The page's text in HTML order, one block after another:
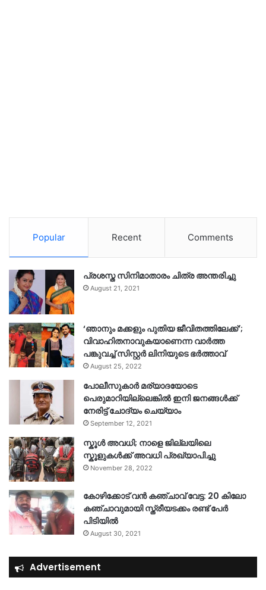
Popular Recent Comments
പ്രശസ്ത സിനിമാതാരം ചിത്ര അന്തരിച്ചു
August 21, 2021
‘ഞാനും മക്കളും പുതിയ ജീവിതത്തിലേക്ക്’;
വിവാഹിതനാവുകയാണെന്ന വാർത്ത
പങ്കുവച്ച് സിസ്റ്റർ ലിനിയുടെ ഭർത്താവ്
August 25, 2022
പോലീസുകാര്‍ മര്യാദയോടെ
പെരുമാറിയില്ലെങ്കില്‍ ഇനി ജനങ്ങള്‍ക്ക്
നേരിട്ട് ചോദ്യം ചെയ്യാം
September 12, 2021
സ്കൂൾ അവധി; നാളെ ജില്ലയിലെ
സ്കൂളുകൾക്ക് അവധി പ്രഖ്യാപിച്ചു
November 28, 2022
കോഴിക്കോട് വൻ കഞ്ചാവ് വേട്ട: 20 കിലോ
കഞ്ചാവുമായി സ്ത്രീയടക്കം രണ്ട് പേർ
പിടിയിൽ
August 30, 2021
Advertisement